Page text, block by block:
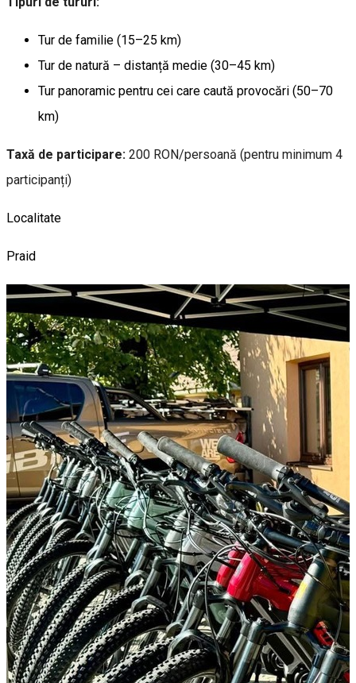
Tur de familie (15–25 km)
Tur de natură – distanță medie (30–45 km)
Tur panoramic pentru cei care caută provocări (50–70
km)
Taxă de participare: 200 RON/persoană (pentru minimum 4
participanți)
Localitate
Praid